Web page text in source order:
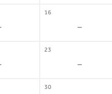
16
-
23
-
30